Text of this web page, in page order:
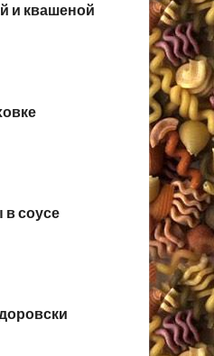
и квашеной
соусе